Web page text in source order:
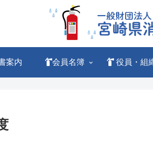
案内 会員名簿 役員・組